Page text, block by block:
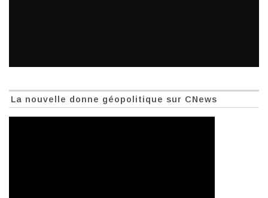
La nouvelle donne géopolitique sur CNews